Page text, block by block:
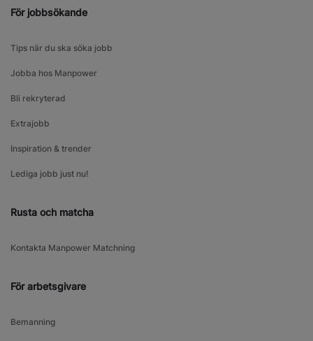
För jobbsökande
Tips när du ska söka jobb
Jobba hos Manpower
Bli rekryterad
Extrajobb
Inspiration & trender
Lediga jobb just nu!
Rusta och matcha
Kontakta Manpower Matchning
För arbetsgivare
Bemanning